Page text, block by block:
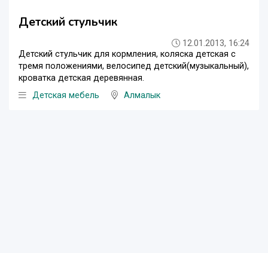
Детский стульчик
12.01.2013, 16:24
Детский стульчик для кормления, коляска детская с
тремя положениями, велосипед детский(музыкальный),
кроватка детская деревянная.
Детская мебель
Алмалык